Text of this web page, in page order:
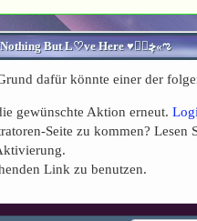
♥ڿڰۣ«ಌ SPIRITUELLE Я Ξ √ Ω L U T ↑ ☼ N - Forum - WE ARE ALL ❤NE L♡ve ● Pe▲ce ● Light☀ Nothing But L♡ve Here ♥ڿڰۣ«ಌ
dafür könnte einer der
gewünschte Aktion erneut.
Seite zu kommen?
Link zu benutzen.